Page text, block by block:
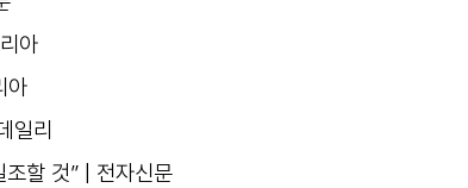
아
아
일리
할 것” | 전자신문